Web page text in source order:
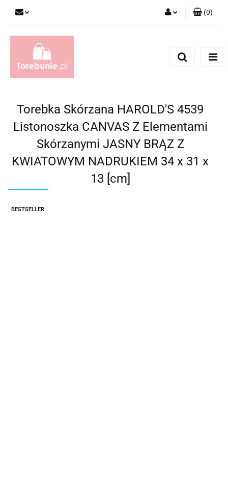
(0)
Torebka Skórzana HAROLD'S 4539
Listonoszka CANVAS Z Elementami
Skórzanymi JASNY BRĄZ Z
KWIATOWYM NADRUKIEM 34 x 31 x
13 [cm]
BESTSELLER